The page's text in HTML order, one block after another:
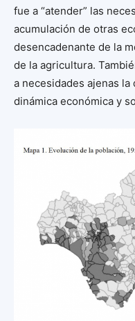
fue a “atender” las
acumulación de otras
desencadenante de la
de la agricultura.
a necesidades ajenas
dinámica económica y